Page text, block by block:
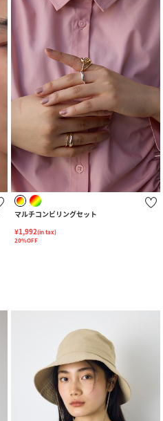
マルチコンビリングセット
¥1,992(in tax)
20%OFF